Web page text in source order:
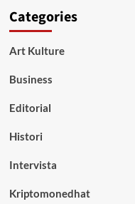
Categories
Art Kulture
Business
Editorial
Histori
Intervista
Kriptomonedhat